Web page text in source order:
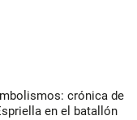
crónica de
en el batallón